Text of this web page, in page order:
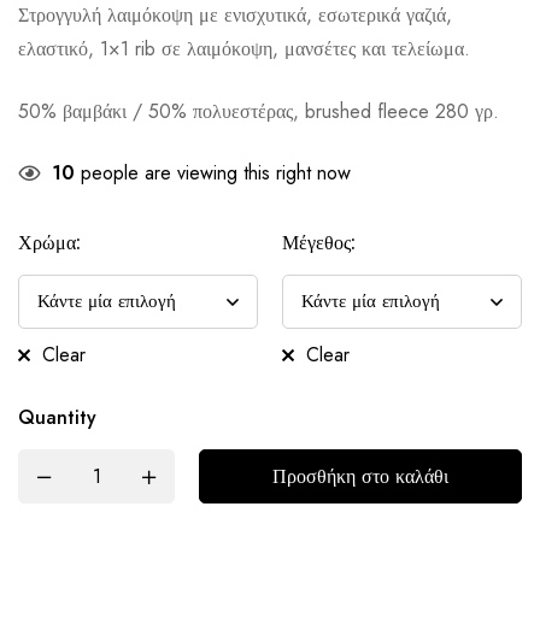
Στρογγυλή λαιμόκοψη με ενισχυτικά, εσωτερικά γαζιά,
ελαστικό, 1×1 rib σε λαιμόκοψη, μανσέτες και τελείωμα.
50% βαμβάκι / 50% πολυεστέρας, brushed fleece 280 γρ.
10 people are viewing this right now
Χρώμα:
Clear
Μέγεθος:
Clear
Quantity
Προσθήκη στο καλάθι